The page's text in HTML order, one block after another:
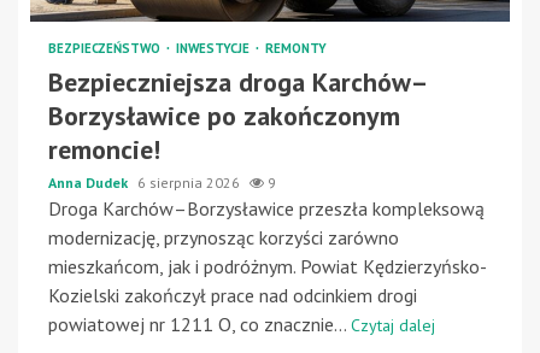
BEZPIECZEŃSTWO INWESTYCJE REMONTY
Bezpieczniejsza droga Karchów–
Borzysławice po zakończonym
remoncie!
Anna Dudek 6 sierpnia 2026 9
Droga Karchów–Borzysławice przeszła kompleksową
modernizację, przynosząc korzyści zarówno
mieszkańcom, jak i podróżnym. Powiat Kędzierzyńsko-
Kozielski zakończył prace nad odcinkiem drogi
powiatowej nr 1211 O, co znacznie... Czytaj dalej